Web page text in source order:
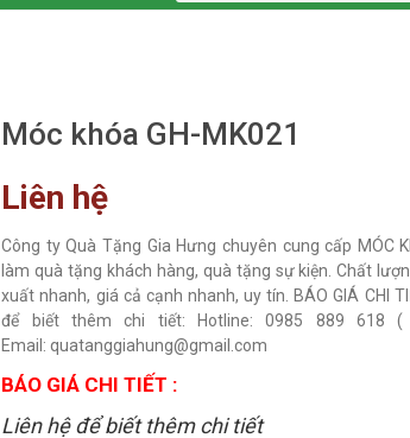
Móc khóa GH-MK021
Liên hệ
Công ty Quà Tặng Gia Hưng chuyên cung cấp MÓC
làm quà tặng khách hàng, quà tặng sự kiện. Chất
xuất nhanh, giá cả cạnh nhanh, uy tín. BÁO GIÁ CHI
để biết thêm chi tiết: Hotline: 0985 889 618 (
Email: quatanggiahung@gmail.com
BÁO GIÁ CHI TIẾT :
Liên hệ để biết thêm chi tiết